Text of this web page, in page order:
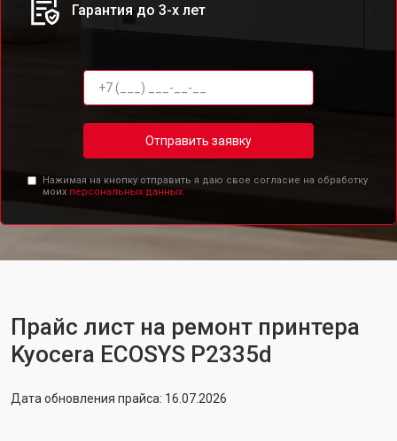
Гарантия до 3-х лет
Отправить заявку
Нажимая на кнопку отправить я даю свое согласие на обработку
моих персональных данных.
Прайс лист на ремонт принтера
Kyocera ECOSYS P2335d
Дата обновления прайса: 16.07.2026